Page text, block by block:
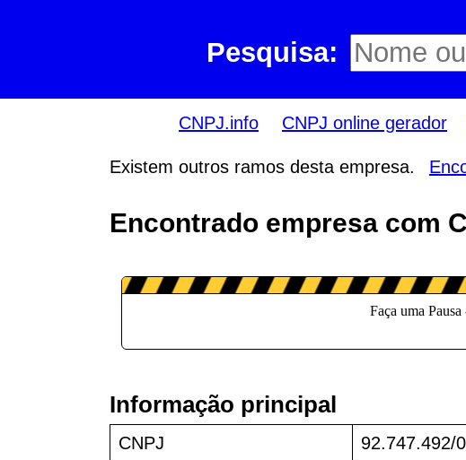
Pesquisa:
CNPJ.info CNPJ online gerador
Existem outros ramos desta empresa.
Encontrado empresa com
Informação principal
CNPJ
92.747.492/